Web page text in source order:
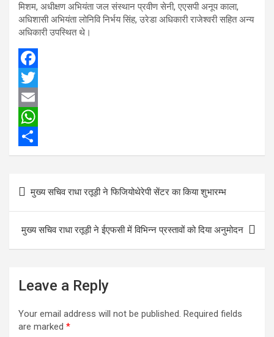
मिशम, अधीक्षण अभियंता जल संस्थान प्रवीण सेनी, एएसपी अनूप काला,
अधिशासी अभियंता लोनिवि निर्भय सिंह, उरेडा अधिकारी राजेश्वरी सहित अन्य
अधिकारी उपस्थित थे।
F
a
c
e
b
o
k
T
w
t
e
r
E
m
a
l
W
h
t
s
A
S
a
r
e
navigation
मुख्य सचिव राधा रतूड़ी ने फिजियोथेरेपी सेंटर का किया शुभारम्भ
मुख्य सचिव राधा रतूड़ी ने ईएफसी में विभिन्न प्रस्तावों को दिया अनुमोदन
Leave a Reply
Your email address will not be published. Required fields
are marked *